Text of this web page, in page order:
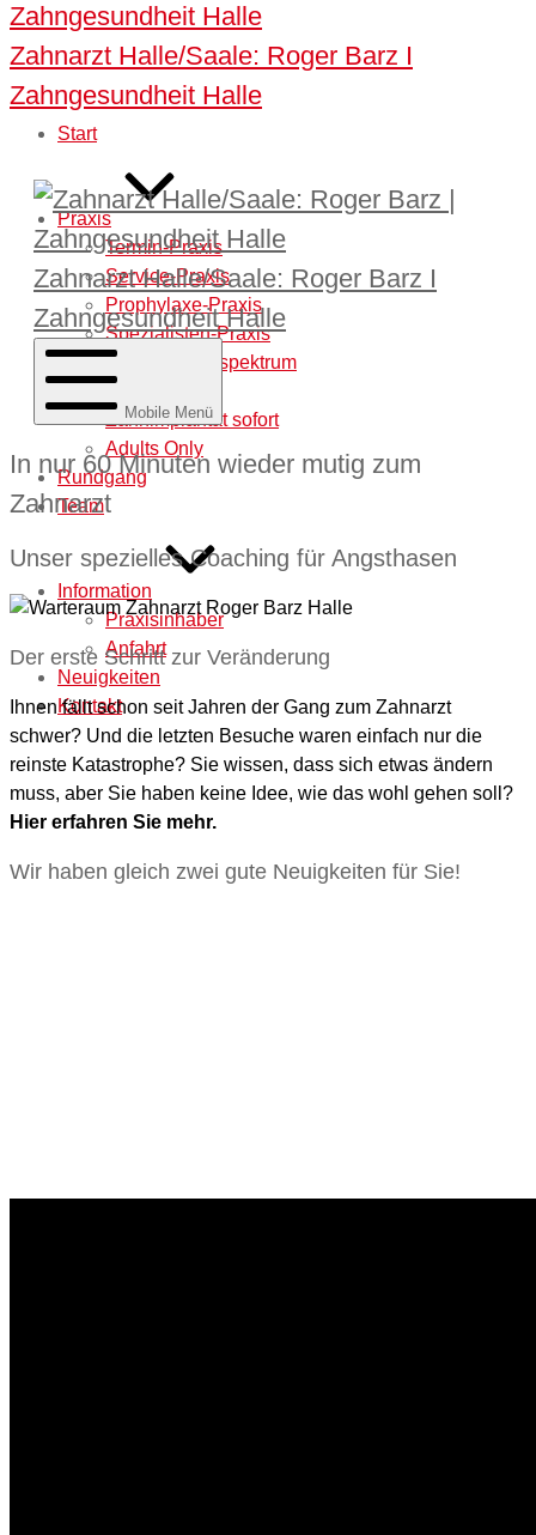
Zahnarzt Halle/Saale: Roger Barz I
Zahngesundheit Halle
Start
Praxis
Termin-Praxis
Service-Praxis
Prophylaxe-Praxis
Spezialisten-Praxis
Behandlungsspektrum
Zahnimplantat sofort
Adults Only
Rundgang
Team
Information
Praxisinhaber
Anfahrt
Neuigkeiten
Kontakt
Zahnarzt Halle/Saale: Roger Barz I
Zahngesundheit Halle
Mobile Menü
In nur 60 Minuten wieder mutig zum
Zahnarzt
Unser spezielles Coaching für Angsthasen
Der erste Schritt zur Veränderung
Ihnen fällt schon seit Jahren der Gang zum Zahnarzt
schwer? Und die letzten Besuche waren einfach nur die
reinste Katastrophe? Sie wissen, dass sich etwas ändern
muss, aber Sie haben keine Idee, wie das wohl gehen soll?
Hier erfahren Sie mehr.
Wir haben gleich zwei gute Neuigkeiten für Sie!